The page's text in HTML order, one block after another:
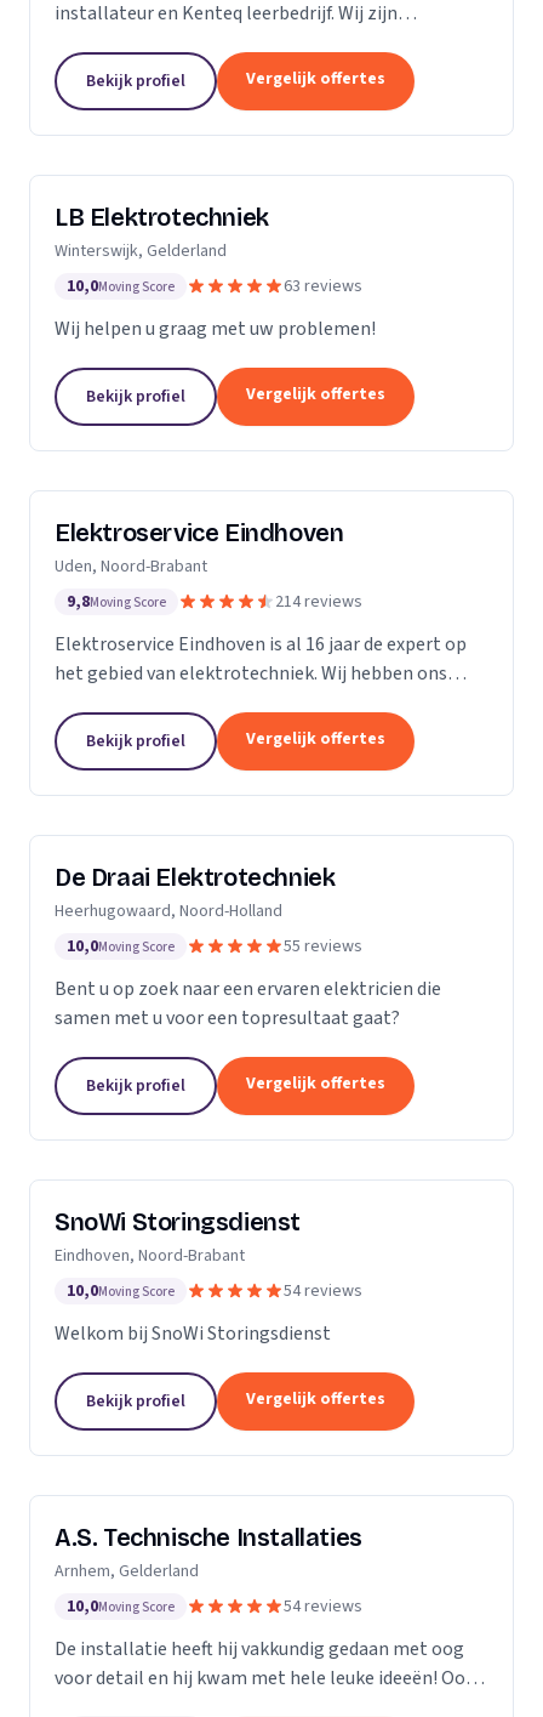
installateur en Kenteq leerbedrijf. Wij zijn
Utrecht.Bekijk profiel Vergelijk offertes
LB Elektrotechniek
Winterswijk, Gelderland
10,0Moving Score 63 reviews
Wij helpen u graag met uw problemen!
Bekijk profiel Vergelijk offertes
Elektroservice Eindhoven
Uden, Noord-Brabant
9,8Moving Score 214 reviews
Elektroservice Eindhoven is al 16 jaar de expert op
het gebied van elektrotechniek. Wij hebben ons
meterkasten. Wij komen altijd langs om passend
advies...
Bekijk profiel Vergelijk offertes
De Draai Elektrotechniek
Heerhugowaard, Noord-Holland
10,0Moving Score 55 reviews
Bent u op zoek naar een ervaren elektricien die
samen met u voor een topresultaat gaat?
Bekijk profiel Vergelijk offertes
SnoWi Storingsdienst
Eindhoven, Noord-Brabant
10,0Moving Score 54 reviews
Welkom bij SnoWi Storingsdienst
Bekijk profiel Vergelijk offertes
A.S. Technische Installaties
Arnhem, Gelderland
10,0Moving Score 54 reviews
De installatie heeft hij vakkundig gedaan met oog
voor detail en hij kwam met hele leuke ideeën! Ook